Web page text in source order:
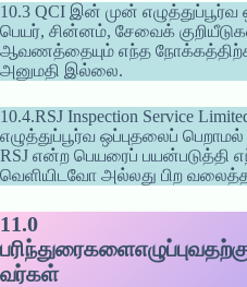
10.3 QCI இன் முன்
பெயர், சின்னம், சேவைக்
ஆவணத்தையும் எந்த
அனுமதி இல்லை.
10.4.RSJ Inspection Service
எழுத்துப்பூர்வ ஒப்புதலைப்
RSJ என்ற பெயரைப் பயன்படுத்தி
வெளியிடவோ அல்லது பிற
11.0
வர்கள்